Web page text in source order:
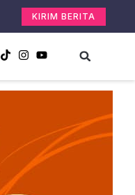
KIRIM BERITA